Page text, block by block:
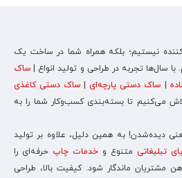
نیستیم؛ بلکه همراه شما در ساخت یک
سال‌ها تجربه در طراحی و تولید انواع | ساک
| ساک دستی پارچه‌ای| ساک دستی کاغذی
می‌کنیم تا بسته‌بندی کسب‌وکار شما را به
دیده‌شدن! به همین دلیل، علاوه بر تولید
تبلیغاتی متنوع و خدمات چاپ حرفه‌ای را
مشتریان ماندگار شود. کیفیت بالا، طراحی